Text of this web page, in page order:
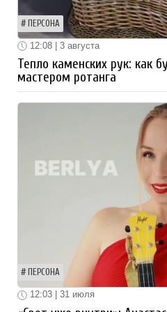
ПЕРСОНА
12:08 | 3 августа
Тепло каменских рук: как
мастером ротанга
ПЕРСОНА
12:03 | 31 июля